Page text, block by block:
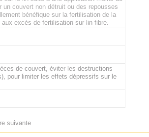
couvert non détruit ou des repousses
bénéfique sur la fertilisation de la
excès de fertilisation sur lin fibre.
de couvert, éviter les destructions
pour limiter les effets dépressifs sur le
suivante